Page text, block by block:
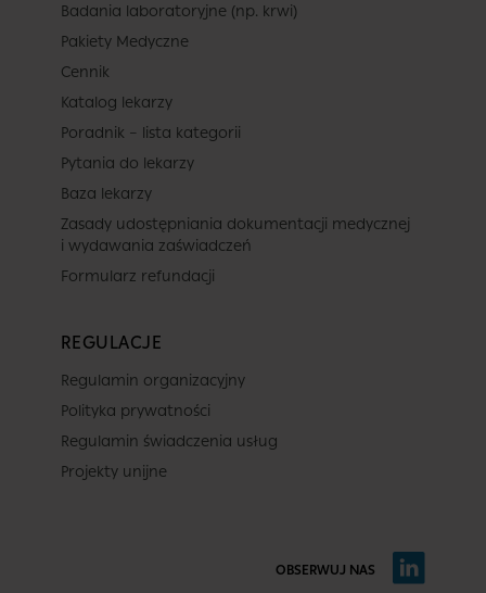
Badania laboratoryjne (np. krwi)
Pakiety Medyczne
Cennik
Katalog lekarzy
Poradnik – lista kategorii
Pytania do lekarzy
Baza lekarzy
Zasady udostępniania dokumentacji medycznej
i wydawania zaświadczeń
Formularz refundacji
REGULACJE
Regulamin organizacyjny
Polityka prywatności
Regulamin świadczenia usług
Projekty unijne
OBSERWUJ NAS